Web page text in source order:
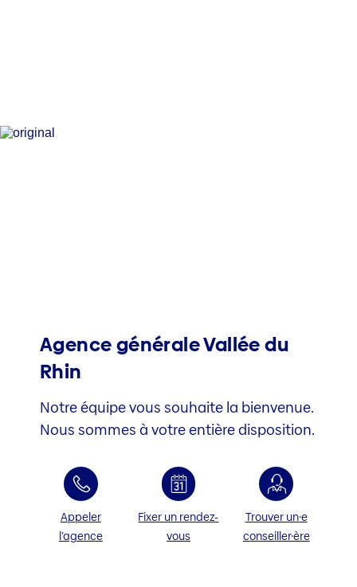
Agence générale Vallée du
Rhin
Notre équipe vous souhaite la bienvenue.
Nous sommes à votre entière disposition.
Appeler
l’agence
Fixer un rendez-
vous
Trouver un·e
conseiller·ère